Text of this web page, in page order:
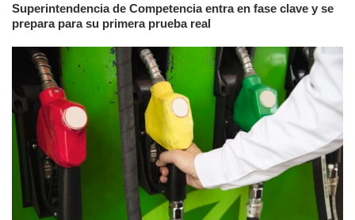
Superintendencia de Competencia entra en fase clave y se
prepara para su primera prueba real